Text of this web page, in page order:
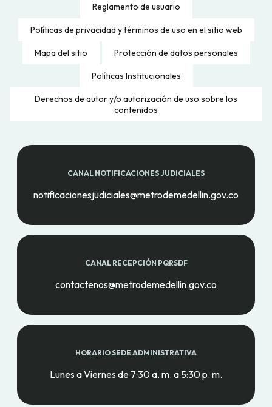
Reglamento de usuario
Políticas de privacidad y términos de uso en el sitio web
Mapa del sitio Protección de datos personales
Políticas Institucionales
Derechos de autor y/o autorización de uso sobre los
contenidos
CANAL NOTIFICACIONES JUDICIALES
notificacionesjudiciales@metrodemedellin.gov.co
CANAL RECEPCIÓN PQRSDF
contactenos@metrodemedellin.gov.co
HORARIO SEDE ADMINISTRATIVA
Lunes a Viernes de 7:30 a. m. a 5:30 p. m.